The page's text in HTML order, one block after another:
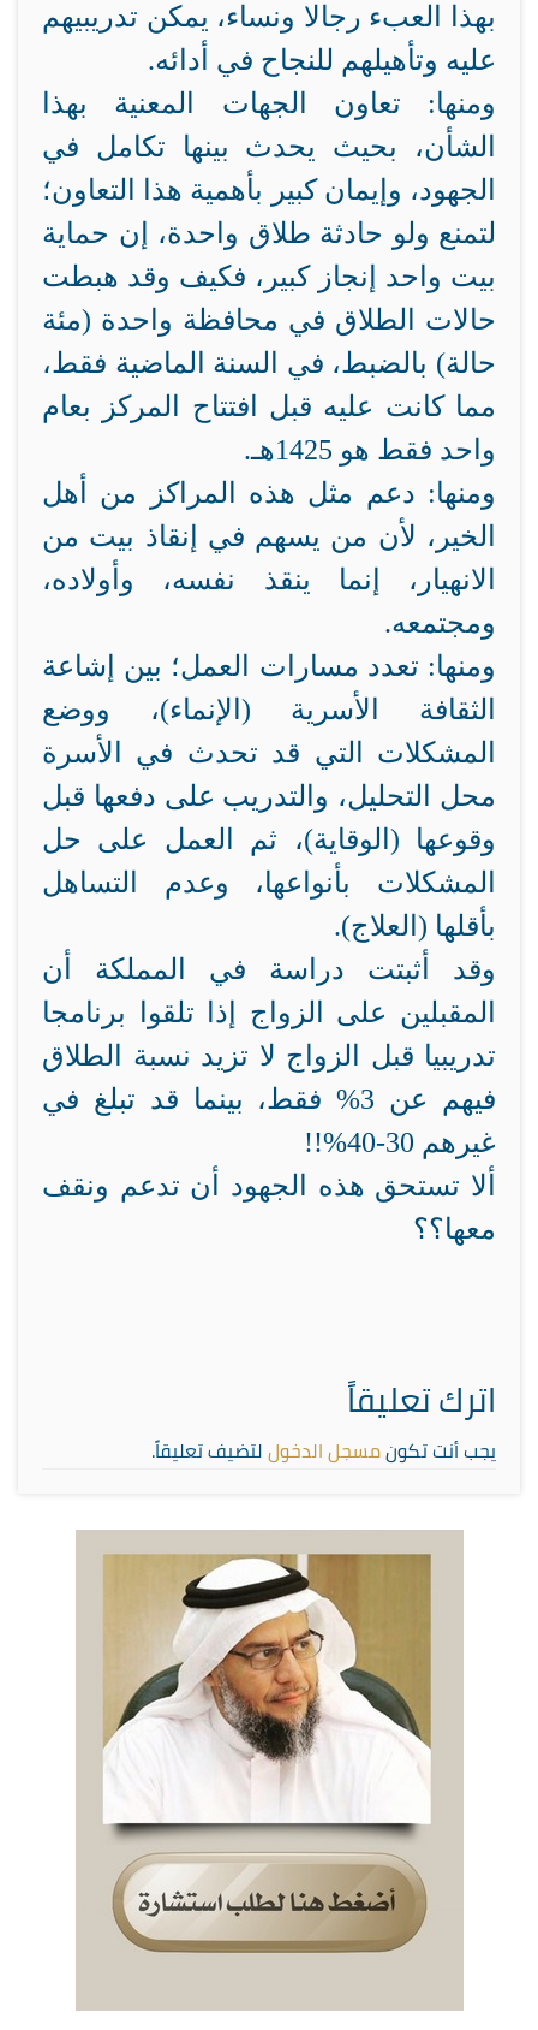
بهذا العبء رجالا ونساء، يمكن تدريبيهم
عليه وتأهيلهم للنجاح في أدائه.
ومنها: تعاون الجهات المعنية بهذا
الشأن، بحيث يحدث بينها تكامل في
الجهود، وإيمان كبير بأهمية هذا التعاون؛
لتمنع ولو حادثة طلاق واحدة، إن حماية
بيت واحد إنجاز كبير، فكيف وقد هبطت
حالات الطلاق في محافظة واحدة (مئة
حالة) بالضبط، في السنة الماضية فقط،
مما كانت عليه قبل افتتاح المركز بعام
واحد فقط هو 1425هـ.
ومنها: دعم مثل هذه المراكز من أهل
الخير، لأن من يسهم في إنقاذ بيت من
الانهيار، إنما ينقذ نفسه، وأولاده،
ومجتمعه.
ومنها: تعدد مسارات العمل؛ بين إشاعة
الثقافة الأسرية (الإنماء)، ووضع
المشكلات التي قد تحدث في الأسرة
محل التحليل، والتدريب على دفعها قبل
وقوعها (الوقاية)، ثم العمل على حل
المشكلات بأنواعها، وعدم التساهل
بأقلها (العلاج).
وقد أثبتت دراسة في المملكة أن
المقبلين على الزواج إذا تلقوا برنامجا
تدريبيا قبل الزواج لا تزيد نسبة الطلاق
فيهم عن 3% فقط، بينما قد تبلغ في
غيرهم 30-40%!!
ألا تستحق هذه الجهود أن تدعم ونقف
معها؟؟
اترك تعليقاً
يجب أنت تكونمسجل الدخوللتضيف تعليقاً.